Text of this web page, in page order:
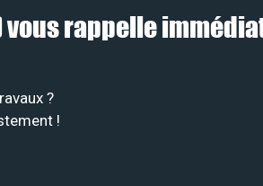
rappelle
?
!